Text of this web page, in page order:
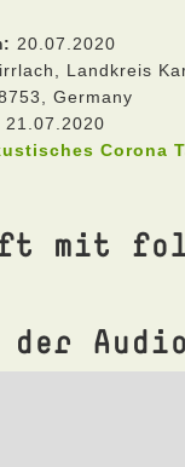
20.07.2020
Landkreis
Germany
21.07.2020
Corona
mit
der